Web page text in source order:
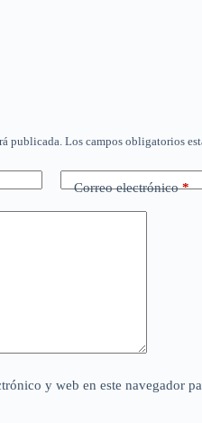
publicada. Los campos obligatorios
Correo electrónico*
y web en este navegador